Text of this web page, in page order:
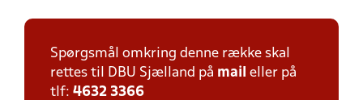
Spørgsmål omkring denne række skal
rettes til DBU Sjælland på mail eller på
tlf: 4632 3366